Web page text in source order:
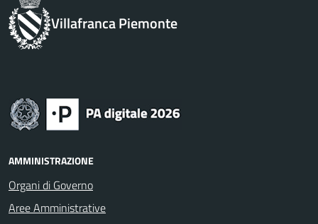
Villafranca Piemonte
AMMINISTRAZIONE
Organi di Governo
Aree Amministrative